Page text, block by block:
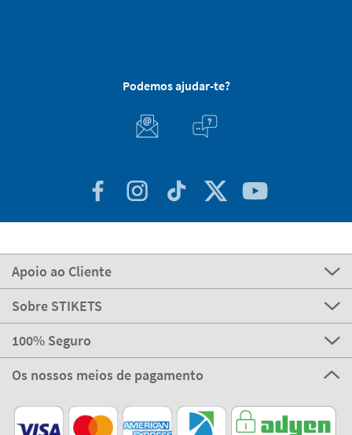
Podemos ajudar-te?
Apoio ao Cliente
Sobre STIKETS
100% Seguro
Os nossos meios de pagamento